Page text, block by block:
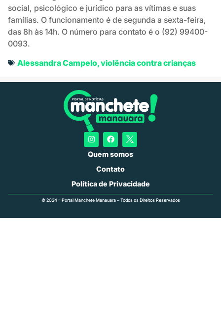
social, psicológico e jurídico para as vítimas e suas
famílias. O funcionamento é de segunda a sexta-feira,
das 8h às 14h. O número para contato é o (92) 99400-
0093.
Alessandra Campelo,violência contra crianças
Quem somos
Contato
Política de Privacidade
© 2024 – Portal Manchete Manauara – Todos os Direitos Reservados